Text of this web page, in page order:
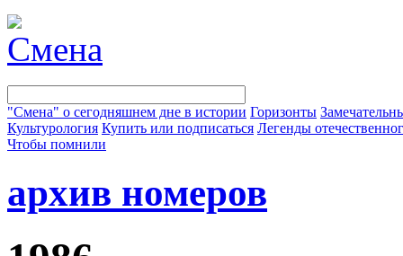
"Смена" о сегодняшнем дне в истории Горизонты
Культурология Купить или подписаться Легенды
Чтобы помнили
архив номеров